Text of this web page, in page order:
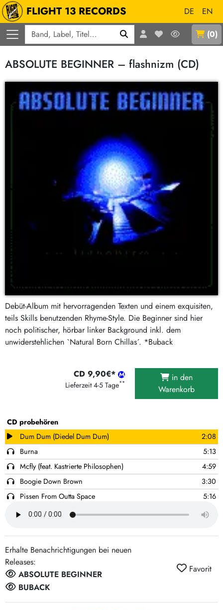
FLIGHT 13 RECORDS DE
EN
(0)
ABSOLUTE BEGINNER – flashnizm (CD)
Debüt-Album mit hervorragenden Texten und einem exquisiten,
teils Skills benutzenden Rhyme-Style. Die Beginner sind hier
noch politischer, hörbar linker Background inkl. dem
unwiderstehlichen `Natural Born Chillas´. *Buback
CD probehören
Dum Dum (Diedel Dum Dum)
2:08
Burna
5:13
Mcfly (feat. Kastrierte Philosophen)
4:59
Boogie Down Brown
3:30
Pissen From Outta Space
5:16
Natural Born Chillas (feat. Lothar Meid)
5:12
Spacemadness
Get Funky Bulle (feat. Main Concept)
5:08
Dr. Octopuss TV
1:0 für Babylon
6:08
CD 9,90€*
Lieferzeit 4-5 Tage**
in den
Warenkorb
Erhalte Benachrichtigungen bei neuen
Releases:
ABSOLUTE BEGINNER
BUBACK
Favorit